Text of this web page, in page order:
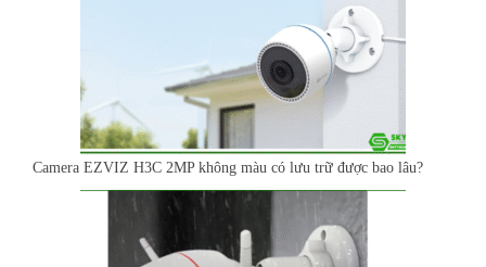
Camera EZVIZ H3C 2MP không màu có lưu trữ được bao lâu?